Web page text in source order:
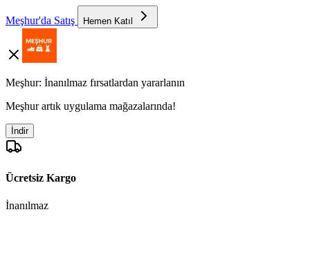
Meşhur'da Satış Hemen Katıl
Meşhur: İnanılmaz fırsatlardan yararlanın
Meşhur artık uygulama mağazalarında!
İndir
Ücretsiz Kargo
İnanılmaz